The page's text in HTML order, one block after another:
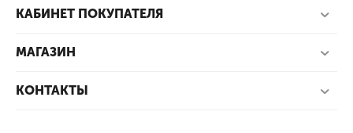
КАБИНЕТ ПОКУПАТЕЛЯ
МАГАЗИН
КОНТАКТЫ